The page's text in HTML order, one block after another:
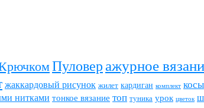
Пуловер ажурное
жаккардовый рисунок жилет кардиган комплект косы
нитками тонкое вязание топ туника урок цветок